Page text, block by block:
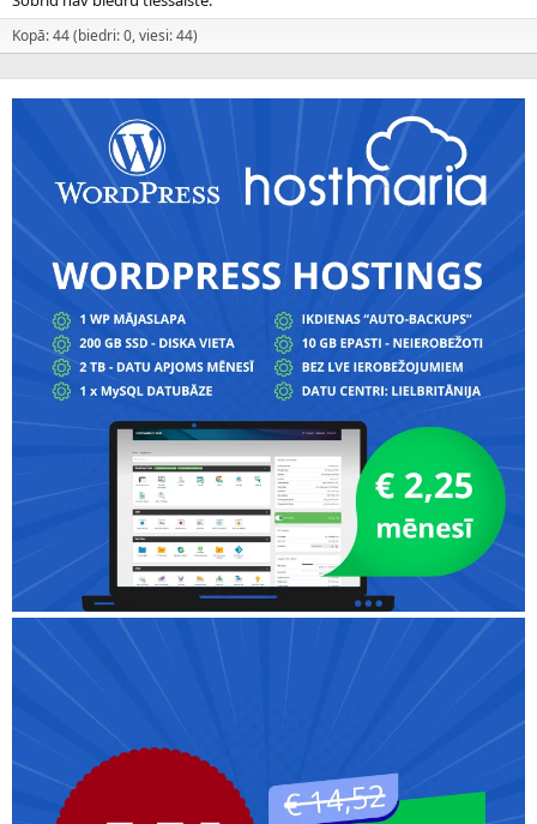
Kopā: 44 (biedri: 0, viesi: 44)